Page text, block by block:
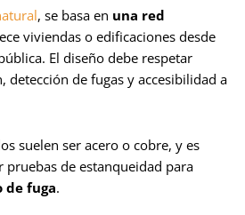
, se basa en una red
viviendas o edificaciones desde
El diseño debe respetar
detección de fugas y accesibilidad a
suelen ser acero o cobre, y es
de estanqueidad para
de fuga.